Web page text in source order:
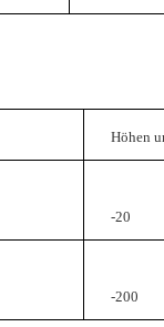
Höhen
-20
-200